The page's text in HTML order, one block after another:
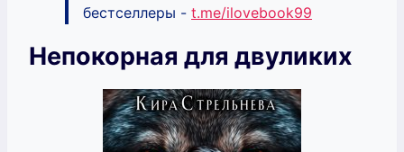
бестселлеры - t.me/ilovebook99
Непокорная для двуликих